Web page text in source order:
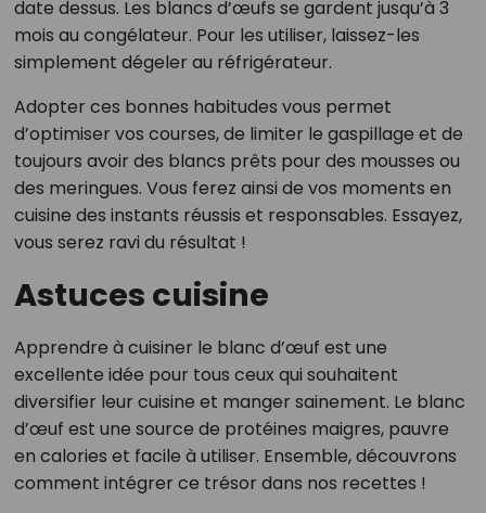
date dessus. Les blancs d’œufs se gardent jusqu’à 3
mois au congélateur. Pour les utiliser, laissez-les
simplement dégeler au réfrigérateur.
Adopter ces bonnes habitudes vous permet
d’optimiser vos courses, de limiter le gaspillage et de
toujours avoir des blancs prêts pour des mousses ou
des meringues. Vous ferez ainsi de vos moments en
cuisine des instants réussis et responsables. Essayez,
vous serez ravi du résultat !
Astuces cuisine
Apprendre à cuisiner le blanc d’œuf est une
excellente idée pour tous ceux qui souhaitent
diversifier leur cuisine et manger sainement. Le blanc
d’œuf est une source de protéines maigres, pauvre
en calories et facile à utiliser. Ensemble, découvrons
comment intégrer ce trésor dans nos recettes !